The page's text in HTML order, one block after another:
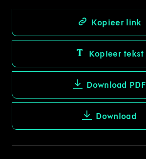
Kopieer link
Kopieer tekst
Download PDF
Download